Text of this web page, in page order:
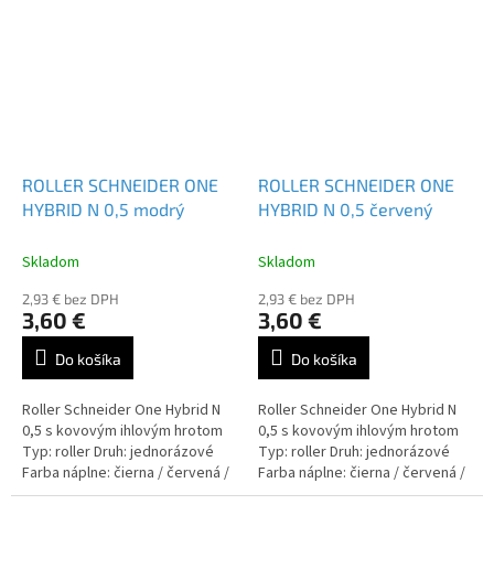
ROLLER SCHNEIDER ONE
HYBRID N 0,5 modrý
Skladom
2,93 € bez DPH
3,60 €
Do košíka
Roller Schneider One Hybrid N
0,5 s kovovým ihlovým hrotom
Typ: roller Druh: jednorázové
Farba náplne: čierna / červená /
modrá / zelená / lilac
ROLLER SCHNEIDER ONE
HYBRID N 0,5 červený
Skladom
2,93 € bez DPH
3,60 €
Do košíka
Roller Schneider One Hybrid N
0,5 s kovovým ihlovým hrotom
Typ: roller Druh: jednorázové
Farba náplne: čierna / červená /
modrá / zelená / lilac